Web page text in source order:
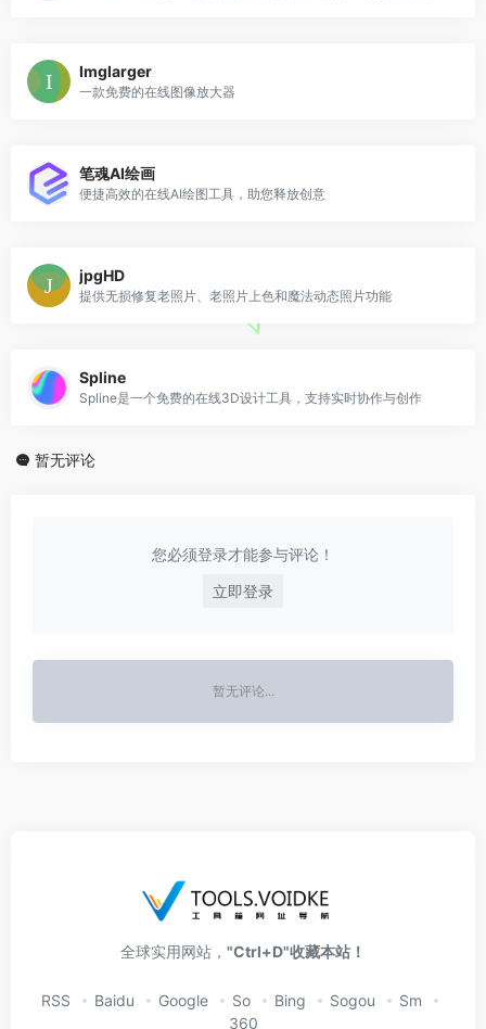
Imglarger
一款免费的在线图像放大器
笔魂AI绘画
便捷高效的在线AI绘图工具，助您释放创意
jpgHD
提供无损修复老照片、老照片上色和魔法动态照片功能
Spline
Spline是一个免费的在线3D设计工具，支持实时协作与创作
暂无评论
您必须登录才能参与评论！
立即登录
暂无评论...
全球实用网站， "Ctrl+D"收藏本站！
RSS Baidu Google So Bing Sogou
Sm
360